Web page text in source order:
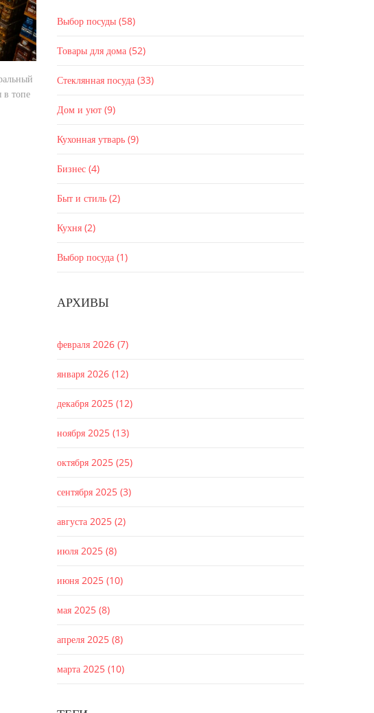
в топе
Выбор посуды (58)
Товары для дома (52)
Стеклянная посуда (33)
Дом и уют (9)
Кухонная утварь (9)
Бизнес (4)
Быт и стиль (2)
Кухня (2)
Выбор посуда (1)
АРХИВЫ
февраля 2026 (7)
января 2026 (12)
декабря 2025 (12)
ноября 2025 (13)
октября 2025 (25)
сентября 2025 (3)
августа 2025 (2)
июля 2025 (8)
июня 2025 (10)
мая 2025 (8)
апреля 2025 (8)
марта 2025 (10)